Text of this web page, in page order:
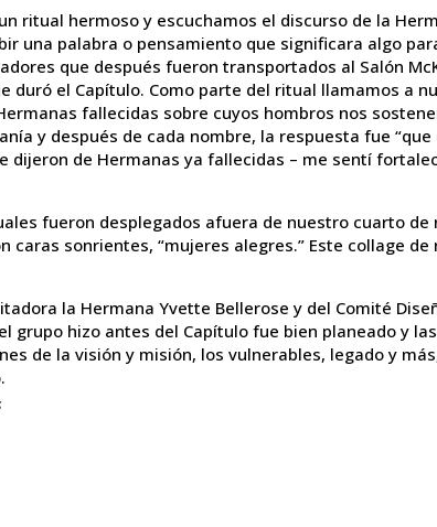
ritual hermoso y escuchamos el discurso de la
una palabra o pensamiento que significara algo
que después fueron transportados al Salón
duró el Capítulo. Como parte del ritual llamamos a
fallecidas sobre cuyos hombros nos
y después de cada nombre, la respuesta fue
dijeron de Hermanas ya fallecidas – me sentí
fueron desplegados afuera de nuestro cuarto de
caras sonrientes, “mujeres alegres.” Este collage
la Hermana Yvette Bellerose y del Comité
grupo hizo antes del Capítulo fue bien planeado y
de la visión y misión, los vulnerables, legado y